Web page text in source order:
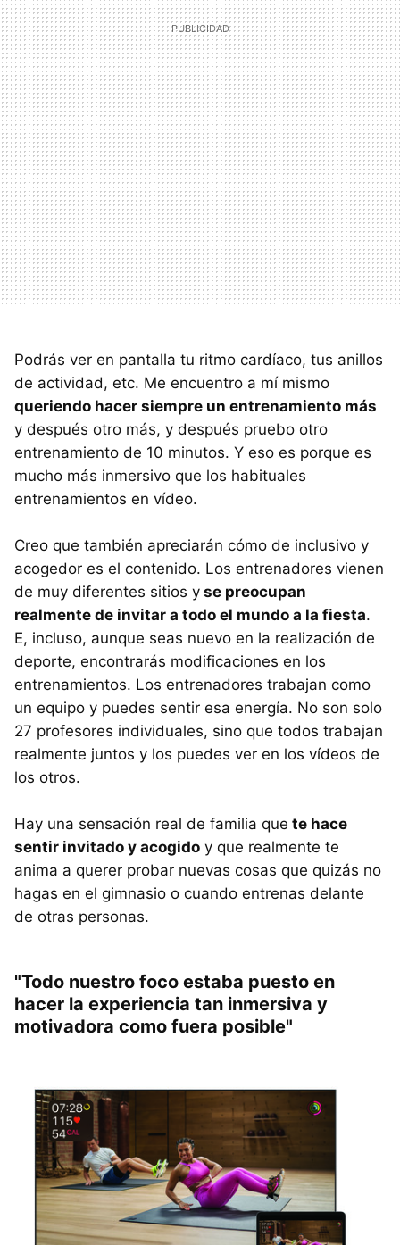
Podrás ver en pantalla tu ritmo cardíaco, tus anillos
de actividad, etc. Me encuentro a mí mismo
queriendo hacer siempre un entrenamiento más
y después otro más, y después pruebo otro
entrenamiento de 10 minutos. Y eso es porque es
mucho más inmersivo que los habituales
entrenamientos en vídeo.
Creo que también apreciarán cómo de inclusivo y
acogedor es el contenido. Los entrenadores vienen
de muy diferentes sitios y se preocupan
realmente de invitar a todo el mundo a la fiesta.
E, incluso, aunque seas nuevo en la realización de
deporte, encontrarás modificaciones en los
entrenamientos. Los entrenadores trabajan como
un equipo y puedes sentir esa energía. No son solo
27 profesores individuales, sino que todos trabajan
realmente juntos y los puedes ver en los vídeos de
los otros.
Hay una sensación real de familia que te hace
sentir invitado y acogido y que realmente te
anima a querer probar nuevas cosas que quizás no
hagas en el gimnasio o cuando entrenas delante
de otras personas.
"Todo nuestro foco estaba puesto en
hacer la experiencia tan inmersiva y
motivadora como fuera posible"